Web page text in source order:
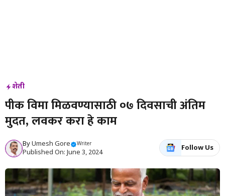
शेती
पीक विमा मिळवण्यासाठी ०७ दिवसाची अंतिम
मुदत, लवकर करा हे काम
ByUmesh Gore Writer
Published On: June 3, 2024
Follow Us